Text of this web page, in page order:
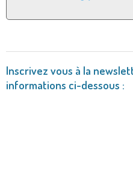
Inscrivez vous à la
informations ci-dessous :